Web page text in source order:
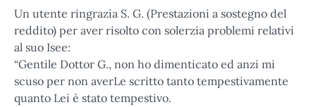
Un utente ringrazia S. G. (Prestazioni a sostegno del
reddito) per aver risolto con solerzia problemi relativi
al suo Isee:
“Gentile Dottor G., non ho dimenticato ed anzi mi
scuso per non averLe scritto tanto tempestivamente
quanto Lei è stato tempestivo.